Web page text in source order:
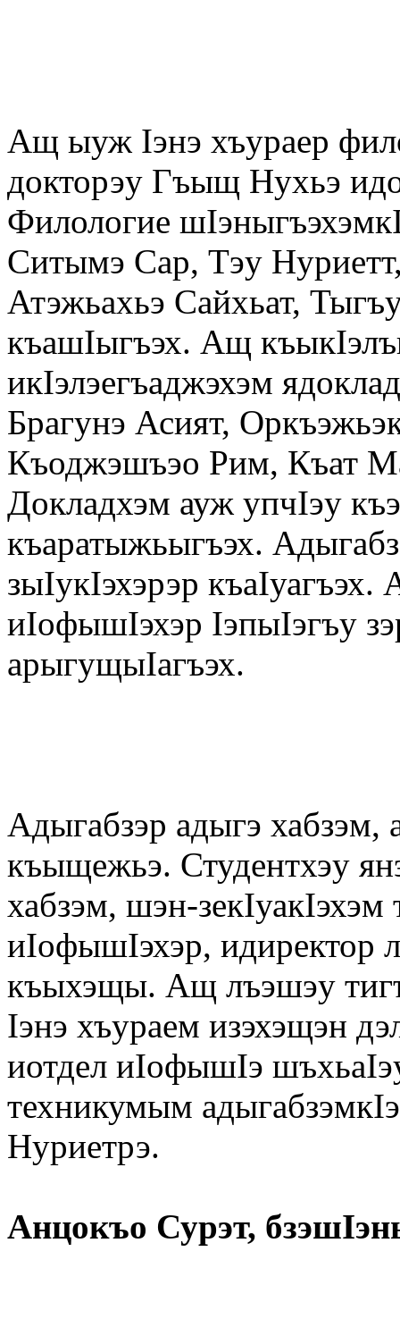
Ащ ыуж Iэнэ хъураер
докторэу Гъыщ Нухьэ
Филологие
Ситымэ Сар, Тэу
Атэжьахьэ Сайхьат,
къашIыгъэх. Ащ
икIэлэегъаджэхэм
Брагунэ Асият,
Къоджэшъэо Рим, Къат
Докладхэм ауж упчIэу
къаратыжьыгъэх.
зыIукIэхэрэр
иIофышIэхэр IэпыIэгъу
арыгущыIагъэх.
Адыгабзэр адыгэ
къыщежьэ. Студентхэу
хабзэм, шэн-
иIофышIэхэр, идиректор
къыхэщы. Ащ лъэшэу
Iэнэ хъураем изэхэщэн
иотдел иIофышIэ
техникумым
Нуриетрэ.
Анцокъо Сурэт, бзэшI